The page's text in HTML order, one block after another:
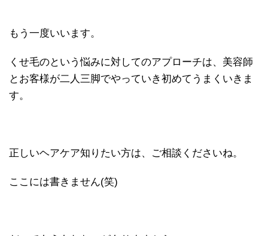
もう一度いいます。
くせ毛のという悩みに対してのアプローチは、美容師
とお客様が二人三脚でやっていき初めてうまくいきま
す。
正しいヘアケア知りたい方は、ご相談くださいね。
ここには書きません(笑)